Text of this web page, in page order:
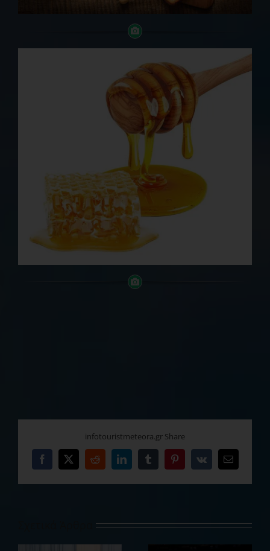
infotouristmeteora.gr Share
Facebook
X RedditLinkedInTumblrPinterest
Vk Email